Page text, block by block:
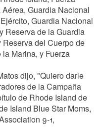
Guardia Nacional
Guardia Nacional
Reserva de la Guardia
del Cuerpo de
Marina, y Fuerza
dijo, "Quiero darle
de la Campaña
de Rhode Island de
Island Blue Star Moms,
9-1,